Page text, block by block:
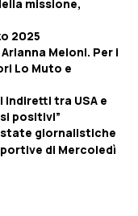
missione,
2025
Meloni. Per i
Lo Muto e
tra USA e
positivi”
giornalistiche
di Mercoledì